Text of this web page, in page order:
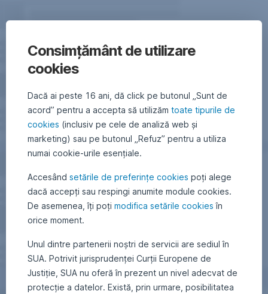
Consimțământ de utilizare
cookies
Dacă ai peste 16 ani, dă click pe butonul „Sunt de
acord” pentru a accepta să utilizăm toate tipurile de
cookies (inclusiv pe cele de analiză web și
marketing) sau pe butonul „Refuz” pentru a utiliza
numai cookie-urile esențiale.
Accesând setările de preferințe cookies poți alege
dacă accepți sau respingi anumite module cookies.
De asemenea, îți poți modifica setările cookies în
orice moment.
Unul dintre partenerii noștri de servicii are sediul în
SUA. Potrivit jurisprudenței Curții Europene de
Justiție, SUA nu oferă în prezent un nivel adecvat de
protecție a datelor. Există, prin urmare, posibilitatea